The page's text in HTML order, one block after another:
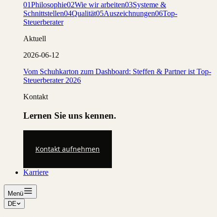
01Philosophie02Wie wir arbeiten03Systeme &
Schnittstellen04Qualität05Auszeichnungen06Top-
Steuerberater
Aktuell
2026-06-12
Vom Schuhkarton zum Dashboard: Steffen & Partner ist Top-
Steuerberater 2026
Kontakt
Lernen Sie uns kennen.
Kontakt aufnehmen
Karriere
Menü
DE